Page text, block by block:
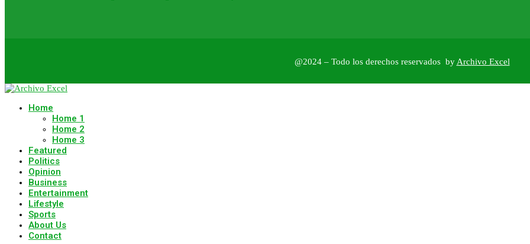
@2024 – Todo los derechos reservados by Archivo Excel
Home
Home 1
Home 2
Home 3
Featured
Politics
Opinion
Business
Entertainment
Lifestyle
Sports
About Us
Contact